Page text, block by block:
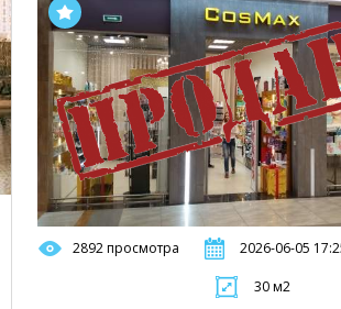
2892 просмотра 2026-06-05
30 м2